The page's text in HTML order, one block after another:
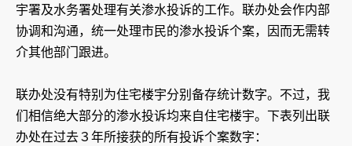
宇署及水务署处理有关渗水投诉的工作。联办处会作内部
协调和沟通，统一处理市民的渗水投诉个案，因而无需转
介其他部门跟进。
联办处没有特别为住宅楼宇分别备存统计数字。不过，我
们相信绝大部分的渗水投诉均来自住宅楼宇。下表列出联
办处在过去３年所接获的所有投诉个案数字：